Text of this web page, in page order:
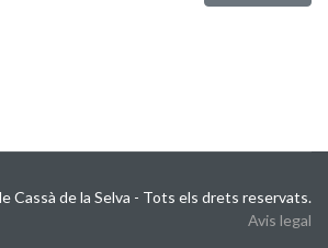
Cassà de la Selva - Tots els drets reservats.
Avis legal